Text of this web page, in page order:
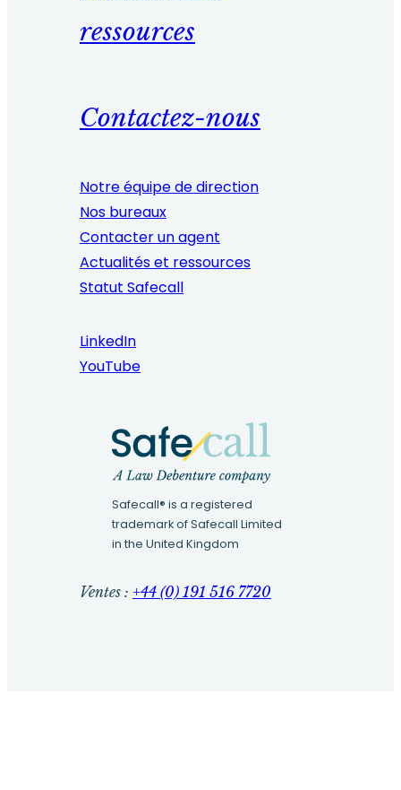
ressources
Contactez-nous
Notre équipe de direction
Nos bureaux
Contacter un agent
Actualités et ressources
Statut Safecall
LinkedIn
YouTube
Safecall® is a registered
trademark of Safecall Limited
in the United Kingdom
Ventes : +44 (0) 191 516 7720